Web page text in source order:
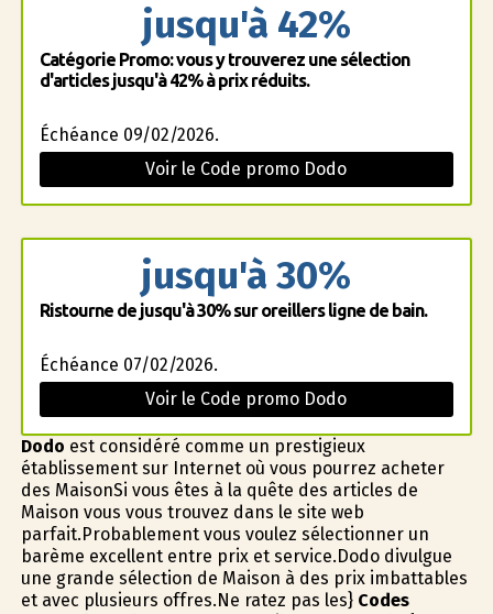
jusqu'à 42%
Catégorie Promo: vous y trouverez une sélection
d'articles jusqu'à 42% à prix réduits.
Échéance 09/02/2026.
Voir le Code promo Dodo
jusqu'à 30%
Ristourne de jusqu'à 30% sur oreillers ligne de bain.
Échéance 07/02/2026.
Voir le Code promo Dodo
Dodo est considéré comme un prestigieux
établissement sur Internet où vous pourrez acheter
des MaisonSi vous êtes à la quête des articles de
Maison vous vous trouvez dans le site web
parfait.Probablement vous voulez sélectionner un
barème excellent entre prix et service.Dodo divulgue
une grande sélection de Maison à des prix imbattables
et avec plusieurs offres.Ne ratez pas les} Codes